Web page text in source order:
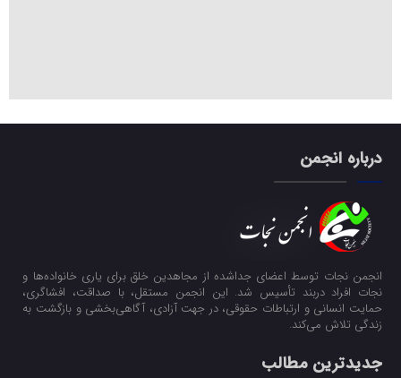
درباره انجمن
انجمن نجات توسط اعضای جداشده از مجاهدین خلق برای یاری خانواده‌ها و
نجات افراد دربند تأسیس شد. این انجمن مستقل، با صداقت، افشاگری،
حمایت انسانی و ارتباطات حقوقی، در جهت آزادی، آگاهی‌بخشی و بازگشت به
زندگی تلاش می‌کند.
جدیدترین مطالب